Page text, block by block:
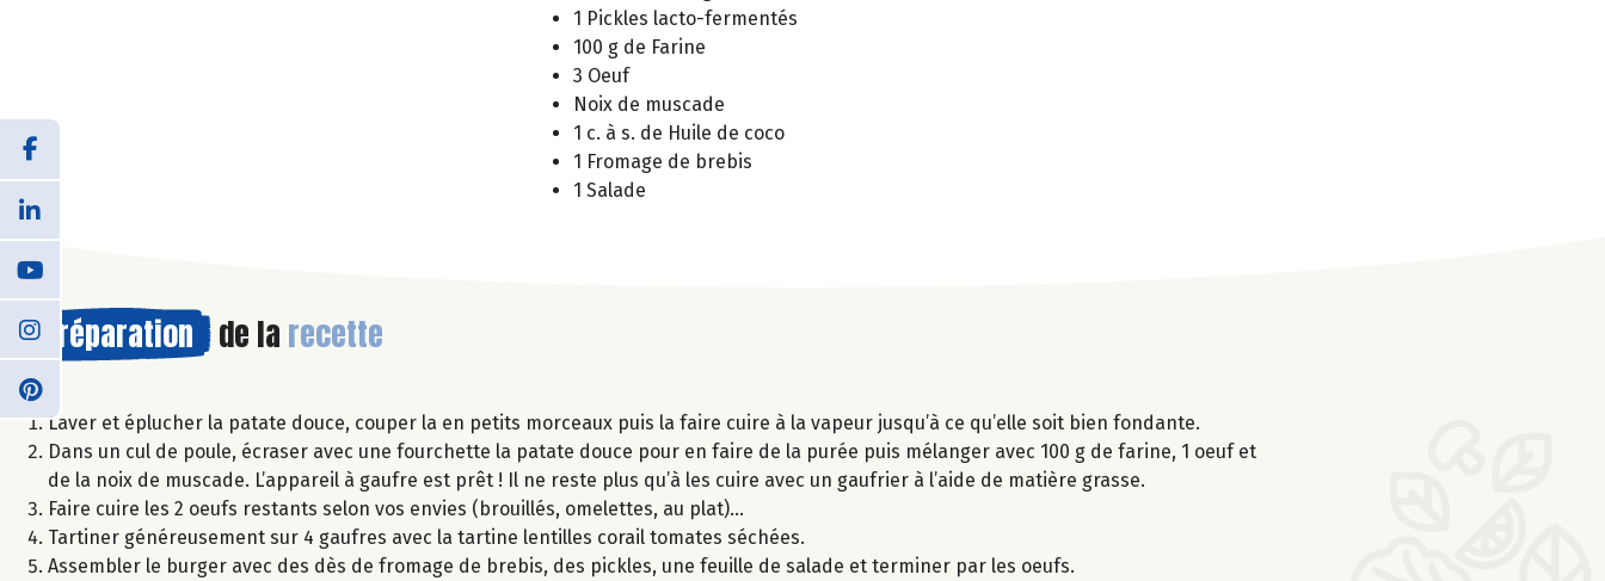
1 Pickles lacto-fermentés
100 g de Farine
3 Oeuf
Noix de muscade
1 c. à s. de Huile de coco
1 Fromage de brebis
1 Salade
Préparation de la recette
Laver et éplucher la patate douce, couper la en petits morceaux puis la faire cuire à la vapeur jusqu’à ce qu’elle soit bien fondante.
Dans un cul de poule, écraser avec une fourchette la patate douce pour en faire de la purée puis mélanger avec 100 g de farine, 1 oeuf et
de la noix de muscade. L’appareil à gaufre est prêt ! Il ne reste plus qu’à les cuire avec un gaufrier à l’aide de matière grasse.
Faire cuire les 2 oeufs restants selon vos envies (brouillés, omelettes, au plat)…
Tartiner généreusement sur 4 gaufres avec la tartine lentilles corail tomates séchées.
Assembler le burger avec des dès de fromage de brebis, des pickles, une feuille de salade et terminer par les oeufs.